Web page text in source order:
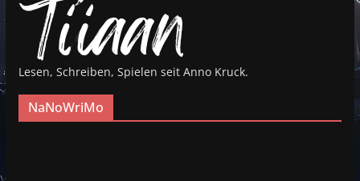
Lesen, Schreiben, Spielen seit Anno Kruck.
NaNoWriMo